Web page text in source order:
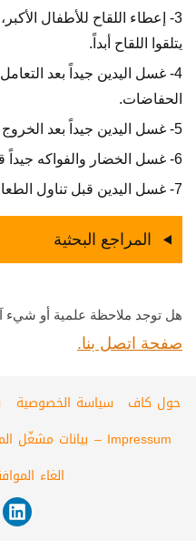
3- إعطاء اللقاح للأطفال
يتلقوا اللقاح أبداً.
4- غسل اليدين جيداً بعد
الحفاضات.
5- غسل اليدين جيداً بعد الخروج من الحمام.
6- غسل الخضار والفواكه جيداً قبل تناولها.
7- غسل اليدين قبل تناول الطعام وقبل تحضيره.
المراجع البحثية
هل توجد ملاحظة علمية أو شيء
صفحة اتصل بنا.
حول كاف سياسة الخصوصية
Impressum – بيانات مشغّل الموقع
الغاء